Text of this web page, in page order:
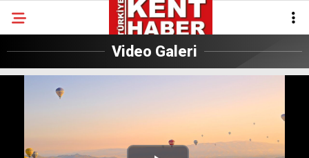
Video Galeri